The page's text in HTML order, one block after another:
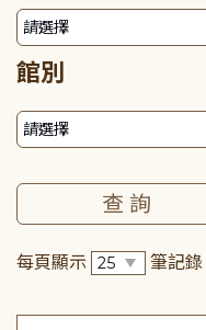
館別
每頁顯示 筆記錄